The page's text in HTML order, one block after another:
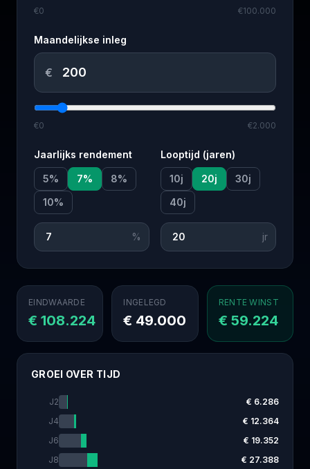
€0 €100.000
Maandelijkse inleg
€
€0 €2.000
Jaarlijks rendement
5% 7% 8%
10%
%
Looptijd (jaren)
10j 20j 30j
40j
jr
EINDWAARDE
€ 108.224
INGELEGD
€ 49.000
RENTE WINST
€ 59.224
GROEI OVER TIJD
J2
€ 6.286
J4
€ 12.364
J6
€ 19.352
J8
€ 27.388